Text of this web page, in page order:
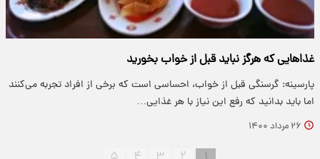
غذاهایی که هرگز نباید قبل از خواب بخورید
پارسینه: گرسنگی قبل از خواب، احساسی است که برخی از افراد تجربه می‌کنند
اما باید بدانید که رفع این نیاز با هر غذایی…
۲۶ مرداد ۱۴۰۰